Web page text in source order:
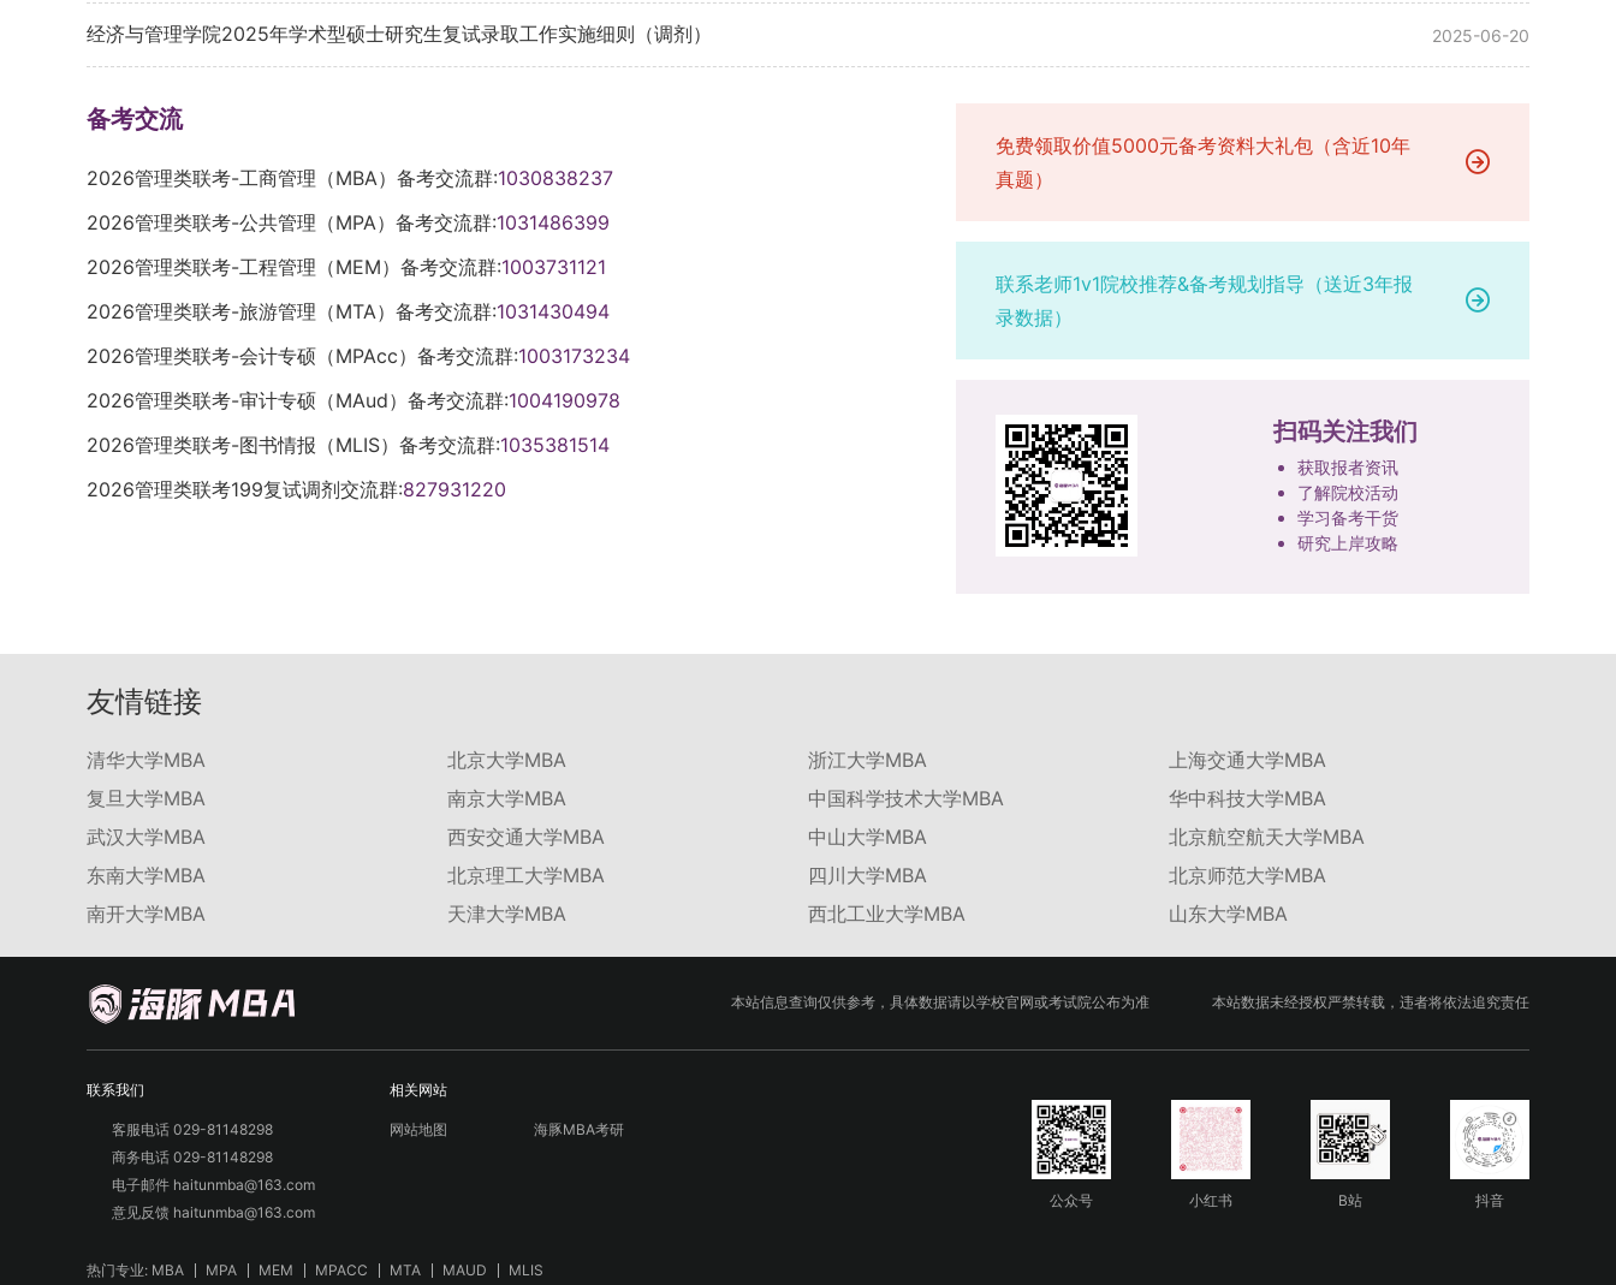
经济与管理学院2025年学术型硕士研究生复试录取工作实施细则（调剂） 2025-06-20
备考交流
2026管理类联考-工商管理（MBA）备考交流群:1030838237
2026管理类联考-公共管理（MPA）备考交流群:1031486399
2026管理类联考-工程管理（MEM）备考交流群:1003731121
2026管理类联考-旅游管理（MTA）备考交流群:1031430494
2026管理类联考-会计专硕（MPAcc）备考交流群:1003173234
2026管理类联考-审计专硕（MAud）备考交流群:1004190978
2026管理类联考-图书情报（MLIS）备考交流群:1035381514
2026管理类联考199复试调剂交流群:827931220
免费领取价值5000元备考资料大礼包（含近10年
真题）
联系老师1v1院校推荐&备考规划指导（送近3年报
录数据）
扫码关注我们
获取报者资讯
了解院校活动
学习备考干货
研究上岸攻略
友情链接
清华大学MBA 北京大学MBA 浙江大学MBA
上海交通大学MBA
复旦大学MBA
南京大学MBA 中国科学技术大学MBA
华中科技大学MBA
武汉大学MBA
西安交通大学MBA 中山大学MBA
北京航空航天大学MBA
东南大学MBA
北京理工大学MBA 四川大学MBA
北京师范大学MBA
南开大学MBA
天津大学MBA 西北工业大学MBA 山东大学MBA
本站信息查询仅供参考，具体数据请以学校官网或考试院公布为准 本站数据未经授权严禁转载，违者将依法追究责任
联系我们
客服电话 029-81148298
商务电话 029-81148298
电子邮件 haitunmba@163.com
意见反馈 haitunmba@163.com
相关网站
网站地图 海豚MBA考研
公众号 小红书 B站 抖音
热门专业: MBA MPA MEM MPACC MTA MAUD MLIS